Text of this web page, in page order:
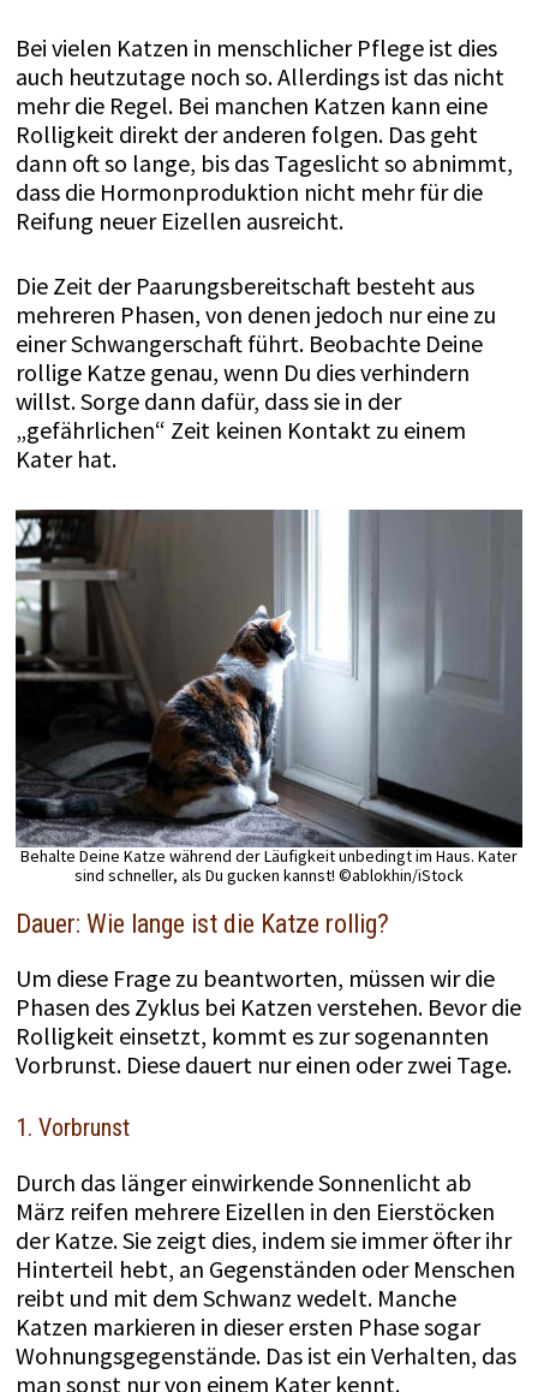
Bei vielen Katzen in menschlicher Pflege ist dies
auch heutzutage noch so. Allerdings ist das nicht
mehr die Regel. Bei manchen Katzen kann eine
Rolligkeit direkt der anderen folgen. Das geht
dann oft so lange, bis das Tageslicht so abnimmt,
dass die Hormonproduktion nicht mehr für die
Reifung neuer Eizellen ausreicht.
Die Zeit der Paarungsbereitschaft besteht aus
mehreren Phasen, von denen jedoch nur eine zu
einer Schwangerschaft führt. Beobachte Deine
rollige Katze genau, wenn Du dies verhindern
willst. Sorge dann dafür, dass sie in der
„gefährlichen“ Zeit keinen Kontakt zu einem
Kater hat.
Behalte Deine Katze während der Läufigkeit unbedingt im Haus. Kater
sind schneller, als Du gucken kannst! ©ablokhin/iStock
Dauer: Wie lange ist die Katze rollig?
Um diese Frage zu beantworten, müssen wir die
Phasen des Zyklus bei Katzen verstehen. Bevor die
Rolligkeit einsetzt, kommt es zur sogenannten
Vorbrunst. Diese dauert nur einen oder zwei Tage.
1. Vorbrunst
Durch das länger einwirkende Sonnenlicht ab
März reifen mehrere Eizellen in den Eierstöcken
der Katze. Sie zeigt dies, indem sie immer öfter ihr
Hinterteil hebt, an Gegenständen oder Menschen
reibt und mit dem Schwanz wedelt. Manche
Katzen markieren in dieser ersten Phase sogar
Wohnungsgegenstände. Das ist ein Verhalten, das
man sonst nur von einem Kater kennt.